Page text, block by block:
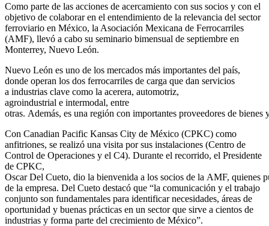
Como parte de las acciones de acercamiento con sus socios y con el
objetivo de colaborar en el entendimiento de la relevancia del sector
ferroviario en México, la Asociación Mexicana de Ferrocarriles
(AMF), llevó a cabo su seminario bimensual de septiembre en
Monterrey, Nuevo León.
Nuevo León es uno de los mercados más importantes del país,
donde operan los dos ferrocarriles de carga que dan servicios
a industrias clave como la acerera, automotriz,
agroindustrial e intermodal, entre
otras. Además, es una región con importantes proveedores de
Con Canadian Pacific Kansas City de México (CPKC) como
anfitriones, se realizó una visita por sus instalaciones (Centro de
Control de Operaciones y el C4). Durante el recorrido, el Presidente
de CPKC,
Oscar Del Cueto, dio la bienvenida a los socios de la AMF, quienes
de la empresa. Del Cueto destacó que “la comunicación y el trabajo
conjunto son fundamentales para identificar necesidades, áreas de
oportunidad y buenas prácticas en un sector que sirve a cientos de
industrias y forma parte del crecimiento de México”.